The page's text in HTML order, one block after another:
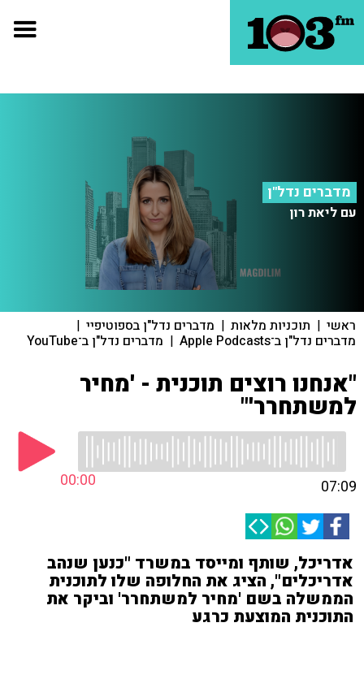
מדברים נדל"ן
עם ליאת רון
ראשי | תוכניות מלאות | מדברים נדל"ן בספוטיפיי |
מדברים נדל"ן ב־Apple Podcasts | מדברים נדל"ן ב־YouTube
"אנחנו רוצים תוכנית - 'מחיר
למשתחרר'"
00:00 07:09
אדריכל, שותף ומייסד במשרד "כנען שנהב
אדריכלים", הציג את החלופה שלו לתוכנית
הממשלה בשם 'מחיר למשתחרר' וביקר את
התוכנית המוצעת כרגע